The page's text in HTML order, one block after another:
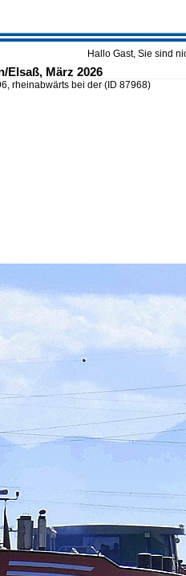
Hallo Gast, Sie sind
Elsaß, März 2026
rheinabwärts bei der (ID 87968)